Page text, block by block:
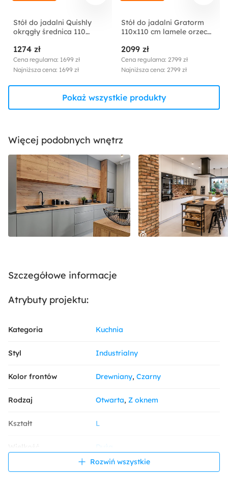
Stół do jadalni Quishly
okrągły średnica 110
1274 zł
Cena regularna: 1699 zł
Najniższa cena: 1699 zł
Stół do jadalni Gratorm
110x110 cm lamele orzech
2099 zł
Cena regularna: 2799 zł
Najniższa cena: 2799 zł
Pokaż wszystkie produkty
Więcej podobnych wnętrz
Szczegółowe informacje
Atrybuty projektu:
Kategoria Kuchnia
Styl Industrialny
Kolor frontów Drewniany Czarny
Rodzaj Otwarta Z oknem
Kształt L
Blat kuchenny Laminowany
Rozwiń wszystkie